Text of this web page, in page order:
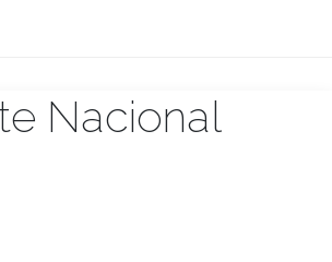
Nacional